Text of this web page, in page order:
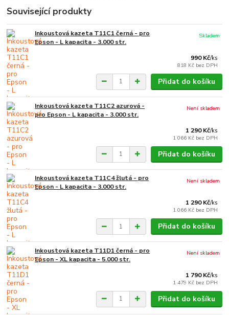
Související produkty
Inkoustová kazeta T11C1 černá - pro
Epson - L kapacita - 3.000 str.
990 Kč/ks
818 Kč bez DPH
Skladem
Přidat do košíku
Inkoustová kazeta T11C2 azurová -
pro Epson - L kapacita - 3.000 str.
1 290 Kč/ks
1 066 Kč bez DPH
Není skladem
Přidat do košíku
Inkoustová kazeta T11C4 žlutá - pro
Epson - L kapacita - 3.000 str.
1 290 Kč/ks
1 066 Kč bez DPH
Není skladem
Přidat do košíku
Inkoustová kazeta T11D1 černá - pro
Epson - XL kapacita - 5.000 str.
1 790 Kč/ks
1 479 Kč bez DPH
Není skladem
Přidat do košíku